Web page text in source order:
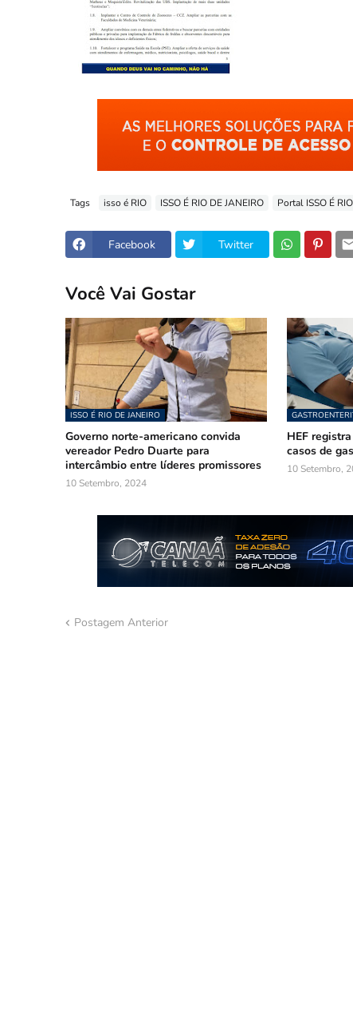
Tags isso é RIO ISSO É RIO DE JANEIRO Portal ISSO É
Facebook Twitter
Você Vai Gostar
ISSO É RIO DE JANEIRO
Governo norte-americano convida
vereador Pedro Duarte para
intercâmbio entre líderes promissores
10 Setembro, 2024
HEF
casos de
10 Setembro,
Postagem Anterior